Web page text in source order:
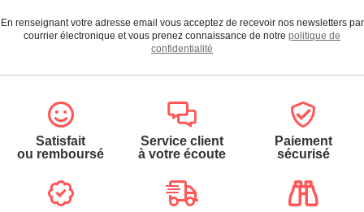
En renseignant votre adresse email vous acceptez de recevoir nos newsletters par
courrier électronique et vous prenez connaissance de notre politique de
confidentialité
Satisfait
ou remboursé
Service client
à votre écoute
Paiement
sécurisé